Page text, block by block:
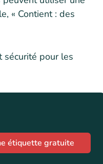
« Contient : des
sécurité pour les
étiquette gratuite